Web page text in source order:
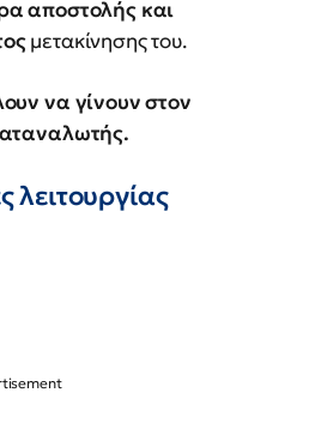
αποστολής και
μετακίνησης του.
να γίνουν στον
λειτουργίας